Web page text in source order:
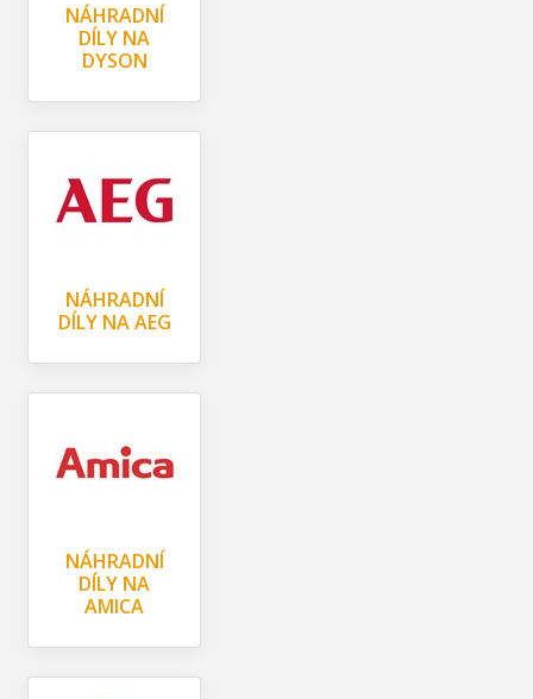
NÁHRADNÍ
DÍLY NA
DYSON
NÁHRADNÍ
DÍLY NA AEG
NÁHRADNÍ
DÍLY NA
AMICA